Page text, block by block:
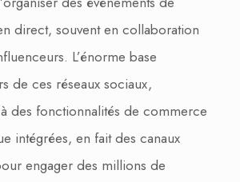
direct, souvent en collaboration
L’énorme base
de ces réseaux sociaux,
des fonctionnalités de commerce
intégrées, en fait des canaux
engager des millions de